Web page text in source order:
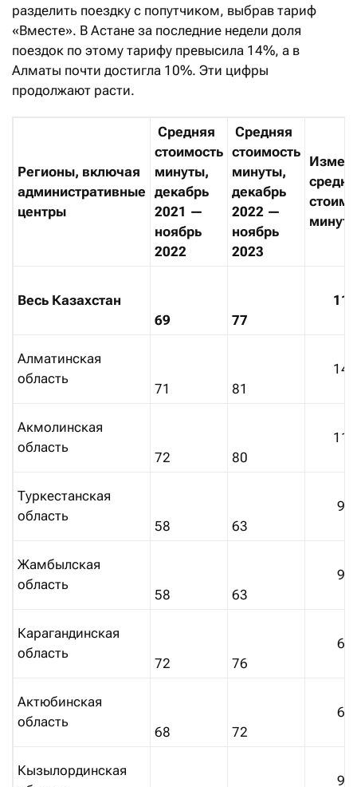
разделить поездку с попутчиком, выбрав тариф
«Вместе». В Астане за последние недели доля
поездок по этому тарифу превысила 14%, а в
Алматы почти достигла 10%. Эти цифры
продолжают расти.
Регионы, включая
административные
центры
Средняя
стоимость
минуты,
декабрь
2021 —
ноябрь
2022
Средняя
стоимость
минуты,
декабрь
2022 —
ноябрь
2023
Весь Казахстан
69
77
Алматинская
область
71 81
Акмолинская
область
72 80
Туркестанская
область
58 63
9%
Жамбылская
область
58 63
9%
Карагандинская
область
72 76
6%
Актюбинская
область
68 72
6%
Кызылординская
9%